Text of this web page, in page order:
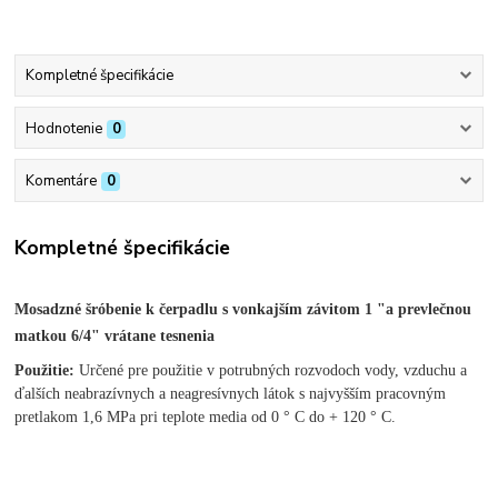
Kompletné špecifikácie
Hodnotenie 0
Komentáre 0
Kompletné špecifikácie
Mosadznéšróbenie k čerpadlu s vonkajším závitom 1 "a prevlečnou
matkou 6/4"vrátane tesnenia
Použitie:Určené pre použitie v potrubných rozvodoch vody, vzduchu a
ďalších neabrazívnych a neagresívnych látok s najvyšším pracovným
pretlakom 1,6 MPa pri teplote media od 0 ° C do + 120 ° C.